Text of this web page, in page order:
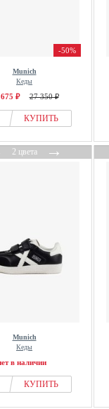
-50%
Munich
Кеды
₽ 27 350 ₽
КУПИТЬ
2 цвета→
Munich
Кеды
в наличии
КУПИТЬ